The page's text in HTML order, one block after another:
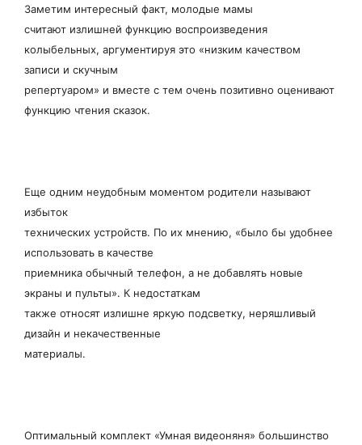
Заметим интересный факт, молодые мамы
считают излишней функцию воспроизведения
колыбельных, аргументируя это «низким качеством
записи и скучным
репертуаром» и вместе с тем очень позитивно оценивают
функцию чтения сказок.
Еще одним неудобным моментом родители называют
избыток
технических устройств. По их мнению, «было бы удобнее
использовать в качестве
приемника обычный телефон, а не добавлять новые
экраны и пульты». К недостаткам
также относят излишне яркую подсветку, неряшливый
дизайн и некачественные
материалы.
Оптимальный комплект «Умная видеоняня» большинство